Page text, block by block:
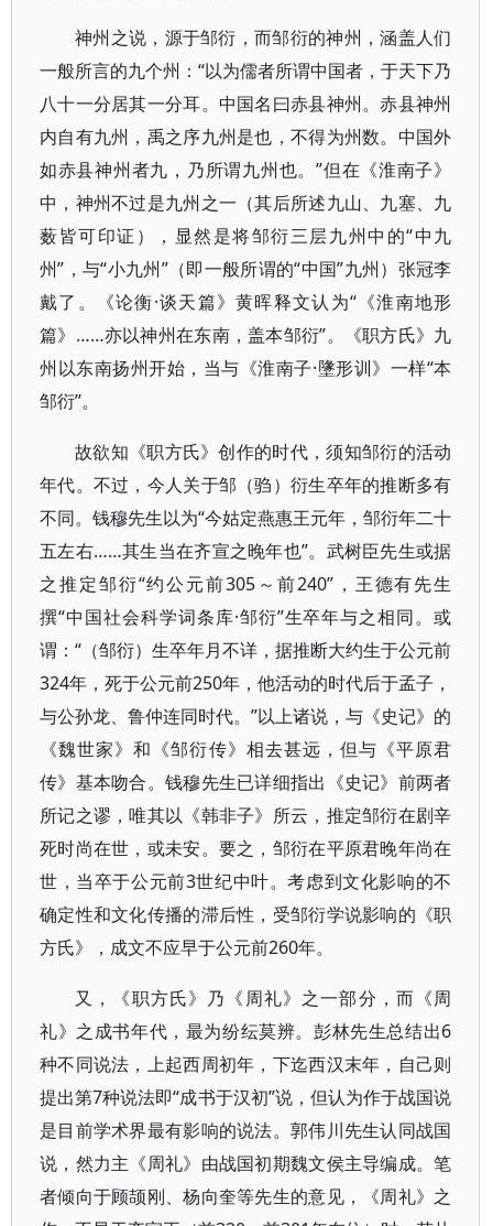
神州之说，源于邹衍，而邹衍的神州，涵盖人们
一般所言的九个州：“以为儒者所谓中国者，于天下乃
八十一分居其一分耳。中国名曰赤县神州。赤县神州
内自有九州，禹之序九州是也，不得为州数。中国外
如赤县神州者九，乃所谓九州也。”但在《淮南子》
中，神州不过是九州之一（其后所述九山、九塞、九
薮皆可印证），显然是将邹衍三层九州中的“中九
州”，与“小九州”（即一般所谓的“中国”九州）张冠李
戴了。《论衡·谈天篇》黄晖释文认为“《淮南地形
篇》……亦以神州在东南，盖本邹衍”。《职方氏》九
州以东南扬州开始，当与《淮南子·墬形训》一样“本
邹衍”。
故欲知《职方氏》创作的时代，须知邹衍的活动
年代。不过，今人关于邹（驺）衍生卒年的推断多有
不同。钱穆先生以为“今姑定燕惠王元年，邹衍年二十
五左右……其生当在齐宣之晚年也”。武树臣先生或据
之推定邹衍“约公元前305～前240”，王德有先生
撰“中国社会科学词条库·邹衍”生卒年与之相同。或
谓：“（邹衍）生卒年月不详，据推断大约生于公元前
324年，死于公元前250年，他活动的时代后于孟子，
与公孙龙、鲁仲连同时代。”以上诸说，与《史记》的
《魏世家》和《邹衍传》相去甚远，但与《平原君
传》基本吻合。钱穆先生已详细指出《史记》前两者
所记之谬，唯其以《韩非子》所云，推定邹衍在剧辛
死时尚在世，或未安。要之，邹衍在平原君晚年尚在
世，当卒于公元前3世纪中叶。考虑到文化影响的不
确定性和文化传播的滞后性，受邹衍学说影响的《职
方氏》，成文不应早于公元前260年。
又，《职方氏》乃《周礼》之一部分，而《周
礼》之成书年代，最为纷纭莫辨。彭林先生总结出6
种不同说法，上起西周初年，下迄西汉末年，自己则
提出第7种说法即“成书于汉初”说，但认为作于战国说
是目前学术界最有影响的说法。郭伟川先生认同战国
说，然力主《周礼》由战国初期魏文侯主导编成。笔
者倾向于顾颉刚、杨向奎等先生的意见，《周礼》之